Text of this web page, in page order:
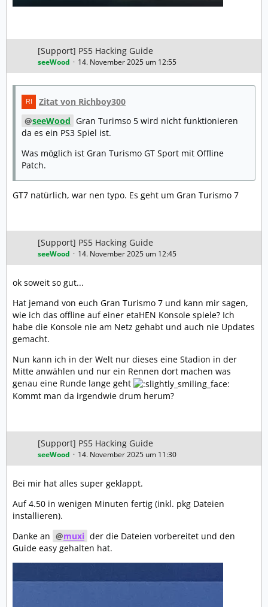
[Support] PS5 Hacking Guide
seeWood 14. November 2025 um 12:55
Zitat von Richboy300
seeWood Gran Turimso 5 wird nicht funktionieren
da es ein PS3 Spiel ist.
Was möglich ist Gran Turismo GT Sport mit Offline
Patch.
GT7 natürlich, war nen typo. Es geht um Gran Turismo 7
[Support] PS5 Hacking Guide
seeWood 14. November 2025 um 12:45
ok soweit so gut...
Hat jemand von euch Gran Turismo 7 und kann mir sagen,
wie ich das offline auf einer etaHEN Konsole spiele? Ich
habe die Konsole nie am Netz gehabt und auch nie Updates
gemacht.
Nun kann ich in der Welt nur dieses eine Stadion in der
Mitte anwählen und nur ein Rennen dort machen was
genau eine Runde lange geht
Kommt man da irgendwie drum herum?
[Support] PS5 Hacking Guide
seeWood 14. November 2025 um 11:30
Bei mir hat alles super geklappt.
Auf 4.50 in wenigen Minuten fertig (inkl. pkg Dateien
installieren).
Danke an
muxi der die Dateien vorbereitet und den
Guide easy gehalten hat.